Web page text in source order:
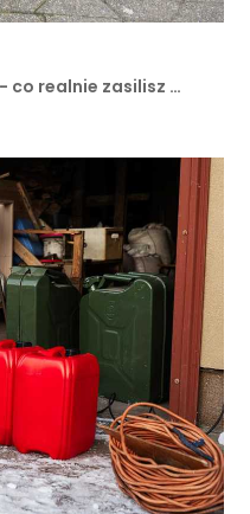
co realnie zasilisz …